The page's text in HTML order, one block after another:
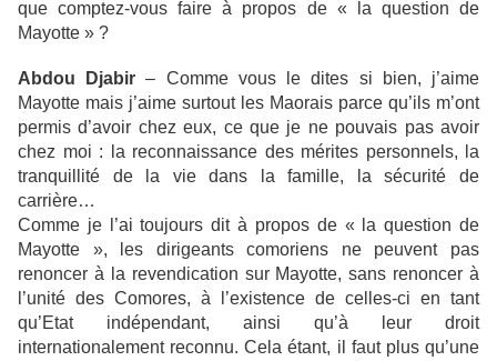
que comptez-vous faire à propos de « la question de
Mayotte » ?
Abdou Djabir – Comme vous le dites si bien, j’aime
Mayotte mais j’aime surtout les Maorais parce qu’ils m’ont
permis d’avoir chez eux, ce que je ne pouvais pas avoir
chez moi : la reconnaissance des mérites personnels, la
tranquillité de la vie dans la famille, la sécurité de
carrière…
Comme je l’ai toujours dit à propos de « la question de
Mayotte », les dirigeants comoriens ne peuvent pas
renoncer à la revendication sur Mayotte, sans renoncer à
l’unité des Comores, à l’existence de celles-ci en tant
qu’Etat indépendant, ainsi qu’à leur droit
internationalement reconnu. Cela étant, il faut plus qu’une